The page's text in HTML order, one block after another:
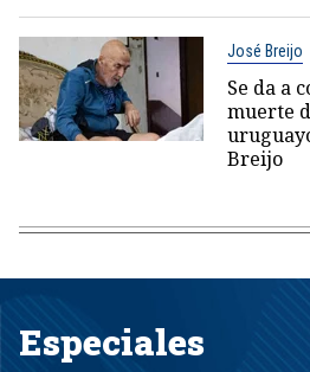
José Breijo
Se da a
muerte
Breijo
Especiales